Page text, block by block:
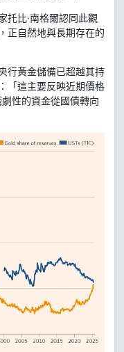
托比·南格爾認同此觀
正自然地與長期存在的
行黃金儲備已超越其持
「這主要反映近期價格
性的資金從國債轉向